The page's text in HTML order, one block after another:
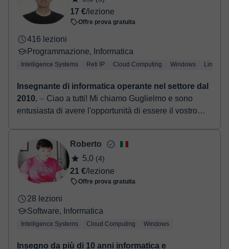
17 €/lezione
Offre prova gratuita
416 lezioni
Programmazione, Informatica
Intelligence Systems Reti IP Cloud Computing Windows Linux
Insegnante di informatica operante nel settore dal
2010. ⏤ Ciao a tutti! Mi chiamo Guglielmo e sono
entusiasta di avere l'opportunità di essere il vostro
Roberto
5,0 (4)
21 €/lezione
Offre prova gratuita
28 lezioni
Software, Informatica
Intelligence Systems Cloud Computing Windows
Insegno da più di 10 anni informatica e